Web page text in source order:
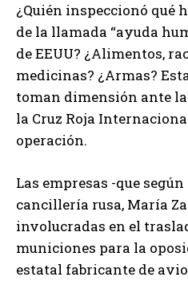
¿Quién inspeccionó qué
de la llamada “ayuda
de EEUU? ¿Alimentos,
medicinas? ¿Armas?
toman dimensión ante
la Cruz Roja
operación.
Las empresas -que
cancillería rusa, María
involucradas en el
municiones para la
estatal fabricante de